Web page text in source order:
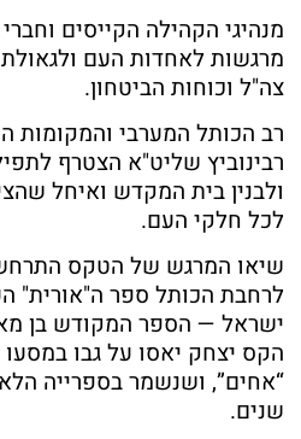
מנהיגי הקהילה הקייסים
מרגשות לאחדות העם
צה"ל וכוחות הביטחון.
רב הכותל המערבי והמקומות
רבינוביץ שליט"א הצטרף
ולבנין בית המקדש ואיחל
לכל חלקי העם.
שיאו המרגש של הטקס
לרחבת הכותל ספר ה"אורית"
ישראל — הספר המקודש בן
הקס יצחק יאסו על גבו
“אחים”, ושנשמר בספרייה
שנים.